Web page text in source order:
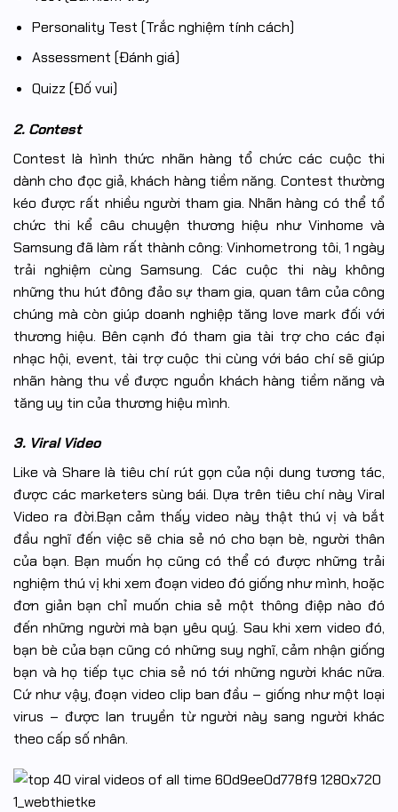
Personality Test (Trắc nghiệm tính cách)
Assessment (Đánh giá)
Quizz (Đố vui)
2. Contest
Contest là hình thức nhãn hàng tổ chức các cuộc thi
dành cho đọc giả, khách hàng tiềm năng. Contest thường
kéo được rất nhiều người tham gia. Nhãn hàng có thể tổ
chức thi kể câu chuyện thương hiệu như Vinhome và
Samsung đã làm rất thành công: Vinhometrong tôi, 1 ngày
trải nghiệm cùng Samsung. Các cuộc thi này không
những thu hút đông đảo sự tham gia, quan tâm của công
chúng mà còn giúp doanh nghiệp tăng love mark đối với
thương hiệu. Bên cạnh đó tham gia tài trợ cho các đại
nhạc hội, event, tài trợ cuộc thi cùng với báo chí sẽ giúp
nhãn hàng thu về được nguồn khách hàng tiềm năng và
tăng uy tin của thương hiệu mình.
3. Viral Video
Like và Share là tiêu chí rút gọn của nội dung tương tác,
được các marketers sùng bái. Dựa trên tiêu chí này Viral
Video ra đời.Bạn cảm thấy video này thật thú vị và bắt
đầu nghĩ đến việc sẽ chia sẻ nó cho bạn bè, người thân
của bạn. Bạn muốn họ cũng có thể có được những trải
nghiệm thú vị khi xem đoạn video đó giống như mình, hoặc
đơn giản bạn chỉ muốn chia sẻ một thông điệp nào đó
đến những người mà bạn yêu quý. Sau khi xem video đó,
bạn bè của bạn cũng có những suy nghĩ, cảm nhận giống
bạn và họ tiếp tục chia sẻ nó tới những người khác nữa.
Cứ như vậy, đoạn video clip ban đầu – giống như một loại
virus – được lan truyền từ người này sang người khác
theo cấp số nhân.